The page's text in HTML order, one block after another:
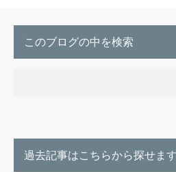
このブログの中を検索
過去記事はこちらから探せます